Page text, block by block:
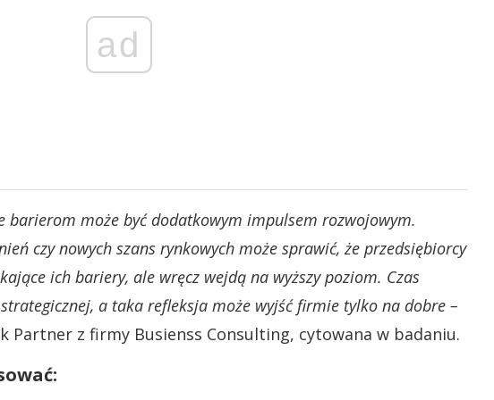
ad
barierom może być dodatkowym impulsem rozwojowym.
czy nowych szans rynkowych może sprawić, że przedsiębiorcy
ich bariery, ale wręcz wejdą na wyższy poziom. Czas
a taka refleksja może wyjść firmie tylko na dobre –
Partner z firmy Busienss Consulting, cytowana w badaniu.